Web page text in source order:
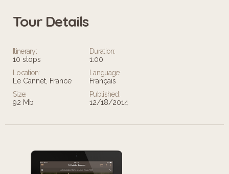
Tour Details
Itinerary:
10 stops
Duration:
1:00
Location:
Le Cannet, France
Language:
Français
Size:
92 Mb
Published:
12/18/2014